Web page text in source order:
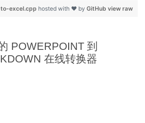
view raw
excel.cpp hosted with ❤ by GitHub
POWERPOINT 到
在线转换器